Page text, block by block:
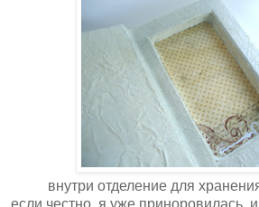
внутри отделение для
если честно, я уже приноровилась, и